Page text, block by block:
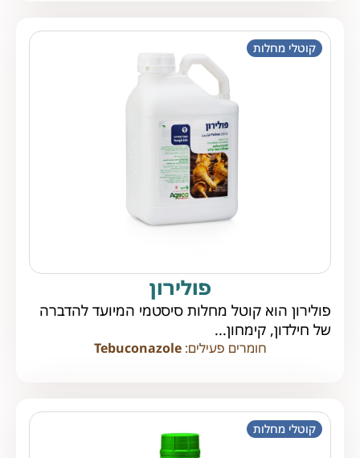
קוטלי מחלות
פולירון
פולירון הוא קוטל מחלות סיסטמי המיועד להדברה
של חילדון, קימחון...
חומרים פעילים:Tebuconazole
קוטלי מחלות